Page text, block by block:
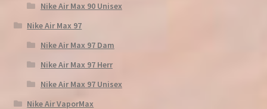
Nike Air Max 90 Unisex
Nike Air Max 97
Nike Air Max 97 Dam
Nike Air Max 97 Herr
Nike Air Max 97 Unisex
Nike Air VaporMax